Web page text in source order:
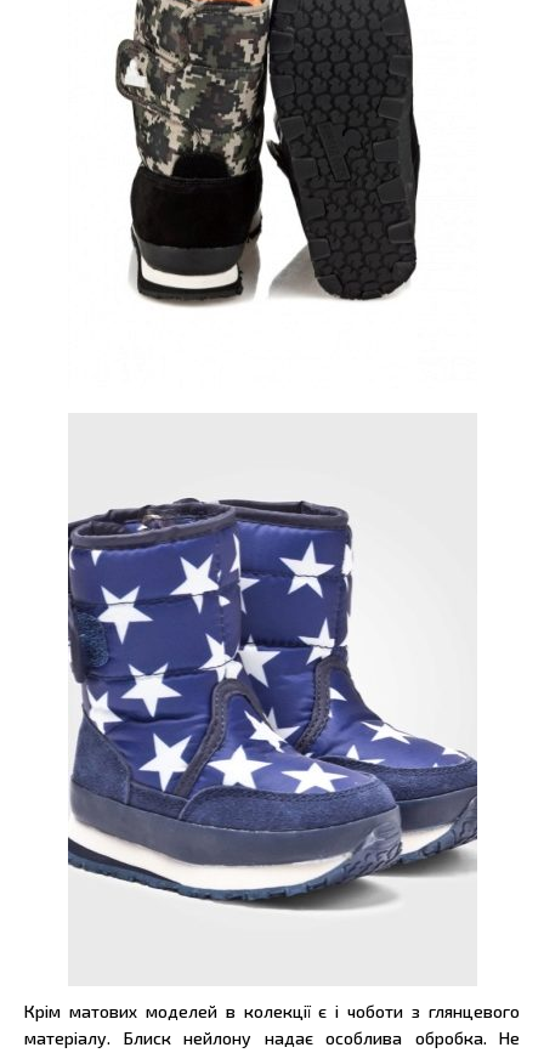
Крім матових моделей в колекції є і чоботи з глянцевого
матеріалу. Блиск нейлону надає особлива обробка. Не